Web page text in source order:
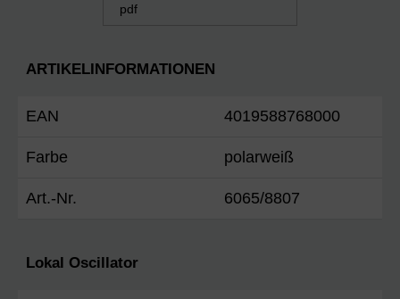
pdf
ARTIKELINFORMATIONEN
EAN 4019588768000
Farbe polarweiß
Art.-Nr. 6065/8807
Lokal Oscillator